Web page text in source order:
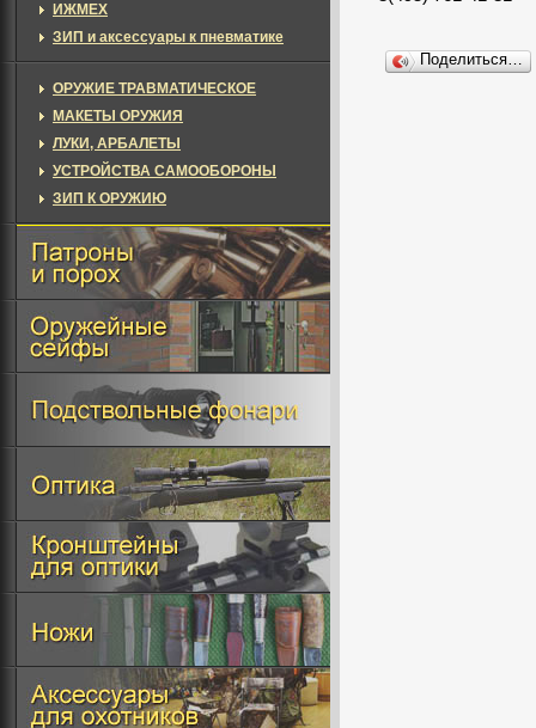
Поделиться…
ИЖМЕХ
ЗИП и аксессуары к пневматике
ОРУЖИЕ ТРАВМАТИЧЕСКОЕ
МАКЕТЫ ОРУЖИЯ
ЛУКИ, АРБАЛЕТЫ
УСТРОЙСТВА САМООБОРОНЫ
ЗИП К ОРУЖИЮ